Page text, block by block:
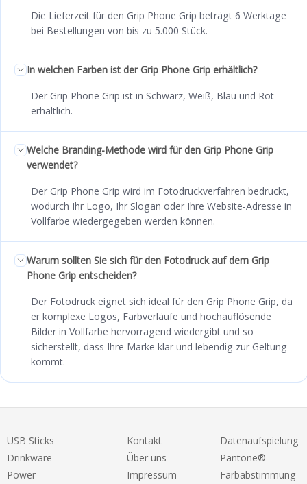
Die Lieferzeit für den Grip Phone Grip beträgt 6 Werktage
bei Bestellungen von bis zu 5.000 Stück.
In welchen Farben ist der Grip Phone Grip erhältlich?
Der Grip Phone Grip ist in Schwarz, Weiß, Blau und Rot
erhältlich.
Welche Branding-Methode wird für den Grip Phone Grip
verwendet?
Der Grip Phone Grip wird im Fotodruckverfahren bedruckt,
wodurch Ihr Logo, Ihr Slogan oder Ihre Website-Adresse in
Vollfarbe wiedergegeben werden können.
Warum sollten Sie sich für den Fotodruck auf dem Grip
Phone Grip entscheiden?
Der Fotodruck eignet sich ideal für den Grip Phone Grip, da
er komplexe Logos, Farbverläufe und hochauflösende
Bilder in Vollfarbe hervorragend wiedergibt und so
sicherstellt, dass Ihre Marke klar und lebendig zur Geltung
kommt.
USB Sticks
Drinkware
Power
Kontakt
Über uns
Impressum
Datenaufspielung
Pantone®
Farbabstimmung